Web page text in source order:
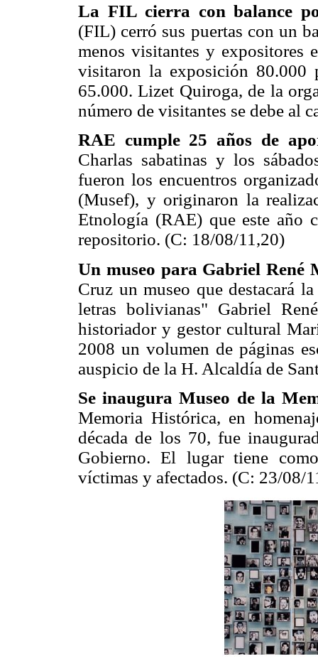
La FIL cierra con balance
(FIL) cerró sus puertas con un
menos visitantes y expositores
visitaron la exposición 80.000
65.000. Lizet Quiroga, de la
número de visitantes se debe al
RAE cumple 25 años de
Charlas sabatinas y los
fueron los encuentros
(Musef), y originaron la
Etnología (RAE) que este año
repositorio. (C: 18/08/11,20)
Un museo para Gabriel René
Cruz un museo que destacará
letras bolivianas" Gabriel
historiador y gestor cultural
2008 un volumen de páginas
auspicio de la H. Alcaldía de
Se inaugura Museo de la
Memoria Histórica, en
década de los 70, fue
Gobierno. El lugar tiene
víctimas y afectados. (C: 23/08/